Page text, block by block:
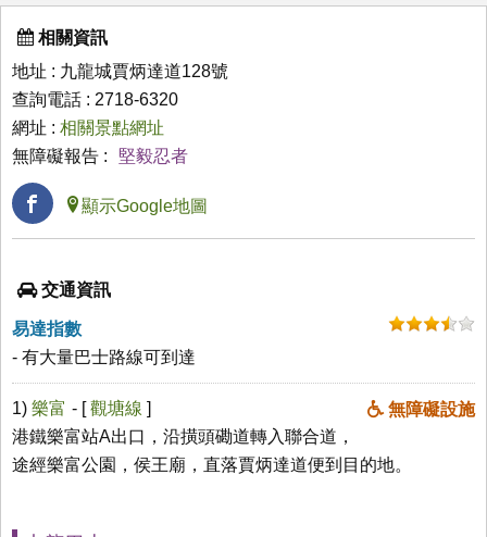
相關資訊
地址 : 九龍城賈炳達道128號
查詢電話 : 2718-6320
網址 : 相關景點網址
無障礙報告 :
堅毅忍者
顯示Google地圖
交通資訊
易達指數
- 有大量巴士路線可到達
1) 樂富 無障礙設施
- [觀塘線 ]
港鐵樂富站A出口，沿撗頭磡道轉入聯合道，
途經樂富公園，侯王廟，直落賈炳達道便到目的地。